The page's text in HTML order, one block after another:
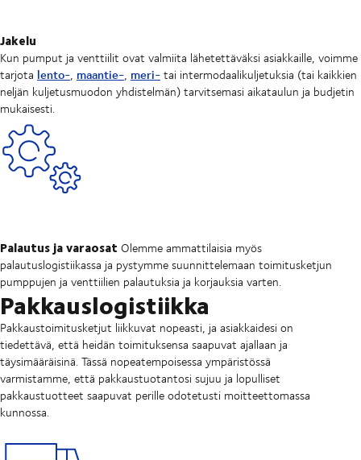
Jakelu
Kun pumput ja venttiilit ovat valmiita lähetettäväksi asiakkaille, voimme
tarjota lento-, maantie-, meri-tai intermodaalikuljetuksia (tai kaikkien
neljän kuljetusmuodon yhdistelmän) tarvitsemasi aikataulun ja budjetin
mukaisesti.
Palautus ja varaosat Olemme ammattilaisia myös
palautuslogistiikassa ja pystymme suunnittelemaan toimitusketjun
pumppujen ja venttiilien palautuksia ja korjauksia varten.
Pakkauslogistiikka
Pakkaustoimitusketjut liikkuvat nopeasti, ja asiakkaidesi on
tiedettävä, että heidän toimituksensa saapuvat ajallaan ja
täysimääräisinä. Tässä nopeatempoisessa ympäristössä
varmistamme, että pakkaustuotantosi sujuu ja lopulliset
pakkaustuotteet saapuvat perille odotetusti moitteettomassa
kunnossa.